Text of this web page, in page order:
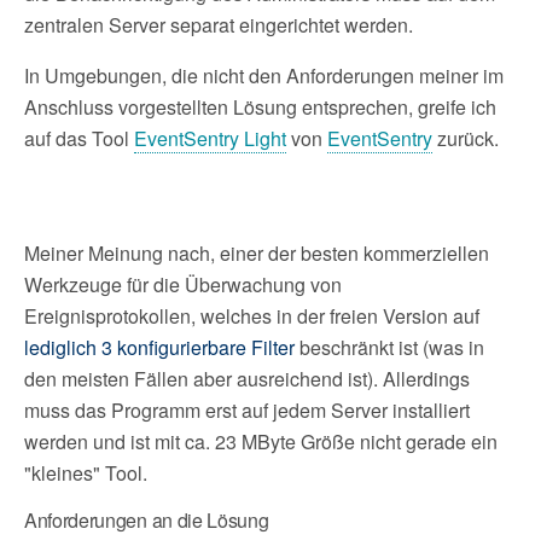
zentralen Server separat eingerichtet werden.
In Umgebungen, die nicht den Anforderungen meiner im
Anschluss vorgestellten Lösung entsprechen, greife ich
auf das Tool EventSentry Lightvon EventSentryzurück.
Meiner Meinung nach, einer der besten kommerziellen
Werkzeuge für die Überwachung von
Ereignisprotokollen, welches in der freien Version auf
lediglich 3 konfigurierbare Filterbeschränkt ist (was in
den meisten Fällen aber ausreichend ist). Allerdings
muss das Programm erst auf jedem Server installiert
werden und ist mit ca. 23 MByte Größe nicht gerade ein
"kleines" Tool.
Anforderungen an die Lösung